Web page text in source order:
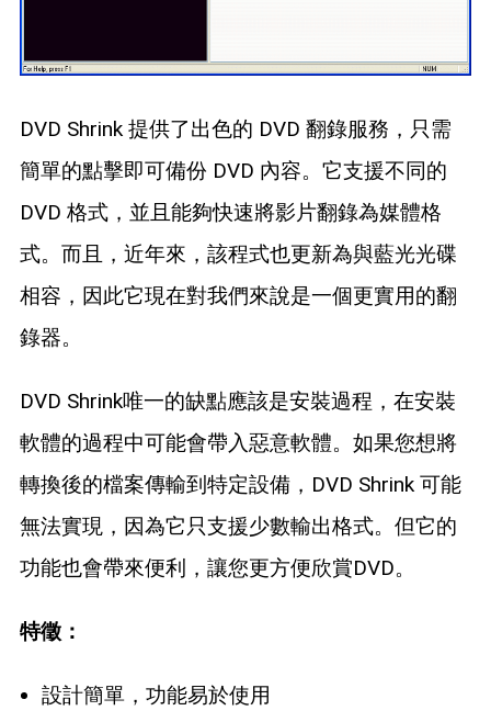
DVD Shrink 提供了出色的 DVD 翻錄服務，只需
簡單的點擊即可備份 DVD 內容。它支援不同的
DVD 格式，並且能夠快速將影片翻錄為媒體格
式。而且，近年來，該程式也更新為與藍光光碟
相容，因此它現在對我們來說是一個更實用的翻
錄器。
DVD Shrink唯一的缺點應該是安裝過程，在安裝
軟體的過程中可能會帶入惡意軟體。如果您想將
轉換後的檔案傳輸到特定設備，DVD Shrink 可能
無法實現，因為它只支援少數輸出格式。但它的
功能也會帶來便利，讓您更方便欣賞DVD。
特徵：
設計簡單，功能易於使用